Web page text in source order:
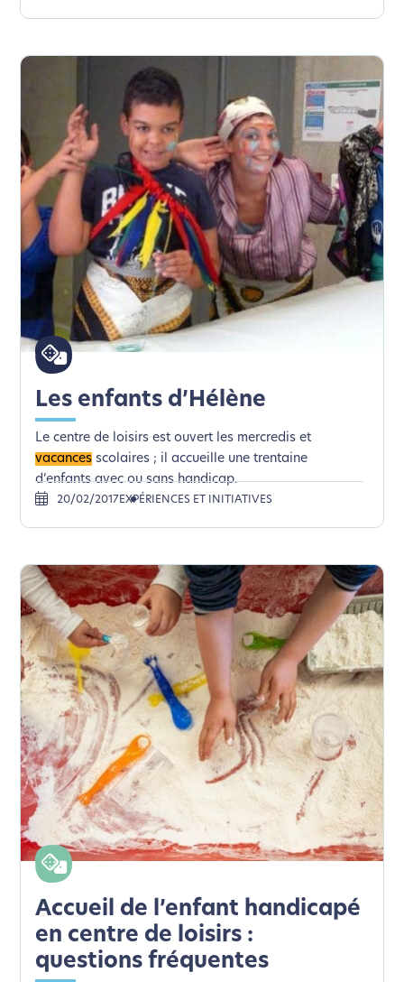
Les enfants d’Hélène
Le centre de loisirs est ouvert les mercredis et
vacances scolaires ; il accueille une trentaine
d’enfants avec ou sans handicap.
20/02/2017 EXPÉRIENCES ET INITIATIVES
Accueil de l’enfant handicapé
en centre de loisirs :
questions fréquentes